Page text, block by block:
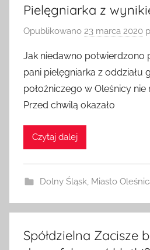
Pielęgniarka z
Opublikowano 23 marca 2020
Jak niedawno potwierdzono
pani pielęgniarka z oddziału
położniczego w Oleśnicy nie
Przed chwilą okazało
Czytaj dalej
Dolny Śląsk, Miasto
Spółdzielna Zacisze